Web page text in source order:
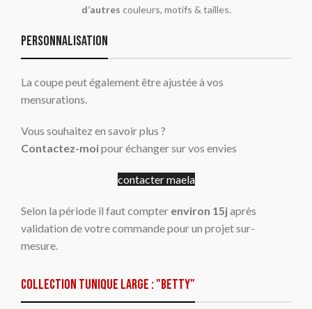
d’autres couleurs, motifs & tailles.
Personnalisation
La coupe peut également être ajustée à vos
mensurations.
Vous souhaitez en savoir plus ?
Contactez-moipour échanger sur vos envies
contacter maela
Selon la période il faut compter environ 15japrès
validation de votre commande pour un projet sur-
mesure.
Collection Tunique large : "BETTY"